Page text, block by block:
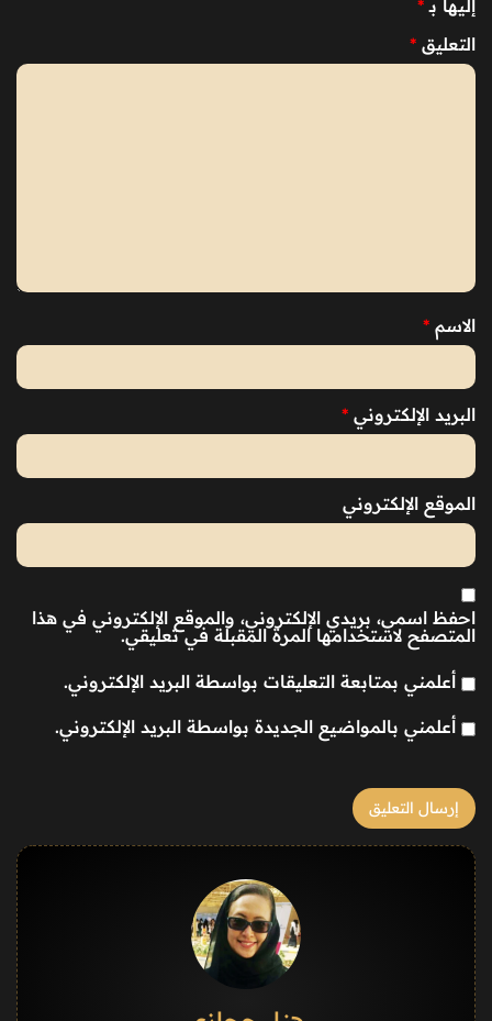
إليها بـ *
التعليق *
الاسم *
البريد الإلكتروني *
الموقع الإلكتروني
احفظ اسمي، بريدي الإلكتروني، والموقع الإلكتروني في هذا
المتصفح لاستخدامها المرة المقبلة في تعليقي.
أعلمني بمتابعة التعليقات بواسطة البريد الإلكتروني.
أعلمني بالمواضيع الجديدة بواسطة البريد الإلكتروني.